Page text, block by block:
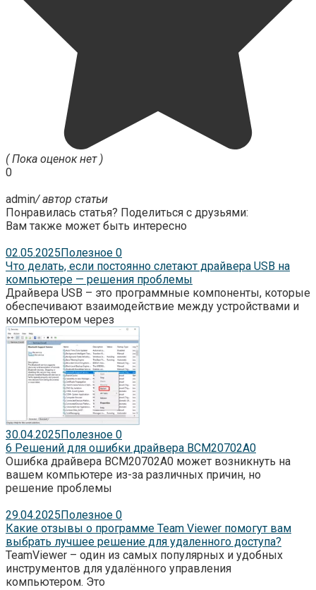
( Пока оценок нет )
0
admin/ автор статьи
Понравилась статья? Поделиться с друзьями:
Вам также может быть интересно
02.05.2025Полезное 0
Что делать, если постоянно слетают драйвера USB на
компьютере — решения проблемы
Драйвера USB – это программные компоненты, которые
обеспечивают взаимодействие между устройствами и
компьютером через
30.04.2025Полезное 0
6 Решений для ошибки драйвера BCM20702A0
Ошибка драйвера BCM20702A0 может возникнуть на
вашем компьютере из-за различных причин, но
решение проблемы
29.04.2025Полезное 0
Какие отзывы о программе Team Viewer помогут вам
выбрать лучшее решение для удаленного доступа?
TeamViewer – один из самых популярных и удобных
инструментов для удалённого управления
компьютером. Это